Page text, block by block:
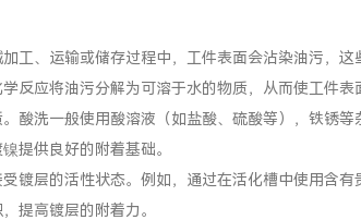
工、运输或储存过程中，工件表面会沾染油污，
反应将油污分解为可溶于水的物质，从而使工件表
酸洗一般使用酸溶液（如盐酸、硫酸等），铁锈
提供良好的附着基础。
镀层的活性状态。例如，通过在活化槽中使用含有
提高镀层的附着力。